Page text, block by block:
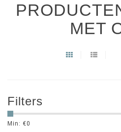
MET
Filters
Min: €0